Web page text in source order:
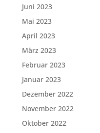
Juni 2023
Mai 2023
April 2023
März 2023
Februar 2023
Januar 2023
Dezember 2022
November 2022
Oktober 2022